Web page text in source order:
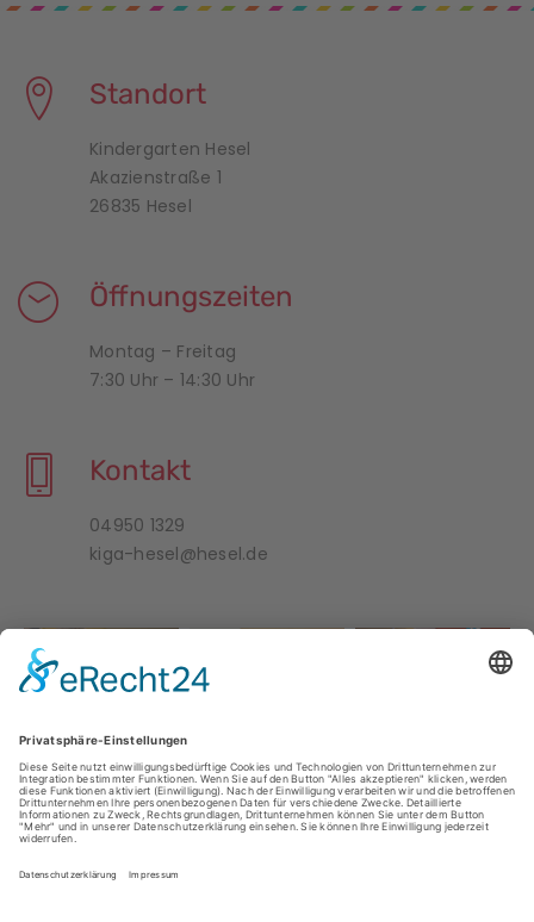
Standort
Kindergarten Hesel
Akazienstraße 1
26835 Hesel
Öffnungszeiten
Montag – Freitag
7:30 Uhr – 14:30 Uhr
Kontakt
04950 1329
kiga-hesel@hesel.de